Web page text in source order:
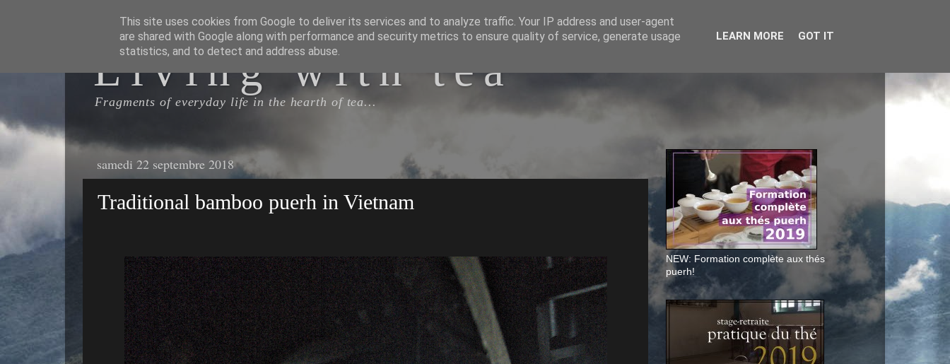
Living with tea
Fragments of everyday life in the hearth of tea...
samedi 22 septembre 2018
Traditional bamboo puerh in Vietnam
NEW: Formation complète aux thés
puerh!
This site uses cookies from Google to deliver its services and to analyze traffic. Your IP address and user-agent
are shared with Google along with performance and security metrics to ensure quality of service, generate usage
statistics, and to detect and address abuse.
LEARN MORE GOT IT